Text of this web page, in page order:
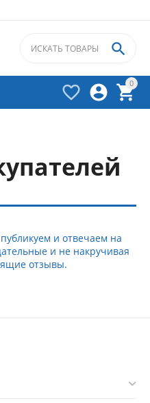
0




и отвечаем на
и не накручивая
отзывы.